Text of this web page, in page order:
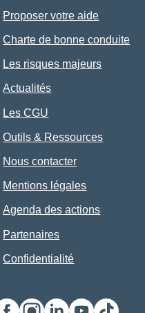
Proposer votre aide
Charte de bonne conduite
Les risques majeurs
Actualités
Les CGU
Outils & Ressources
Nous contacter
Mentions légales
Agenda des actions
Partenaires
Confidentialité
FacebookInstagram
LinkedInYoutubeTikTok